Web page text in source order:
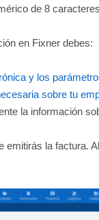
de 8
en Fixner debes:
y los
sobre tu
la información
emitirás la factura.